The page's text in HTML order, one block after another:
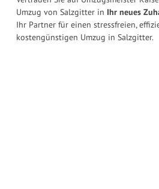
Umzug von Salzgitter in Ihr neues
Ihr Partner für einen stressfreien,
kostengünstigen Umzug in Salzgitter.